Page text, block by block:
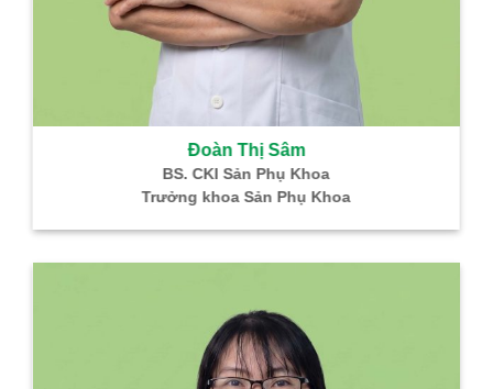
Đoàn Thị Sâm
BS. CKI Sản Phụ Khoa
Trưởng khoa Sản Phụ Khoa